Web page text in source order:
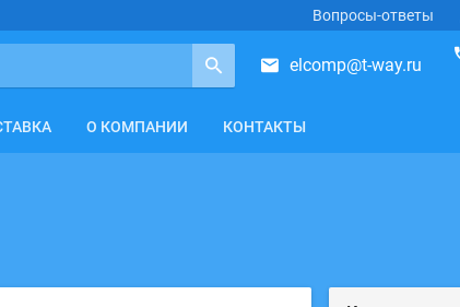
Вопросы-ответы
elcomp@t-way.ru
О КОМПАНИИ КОНТАКТЫ